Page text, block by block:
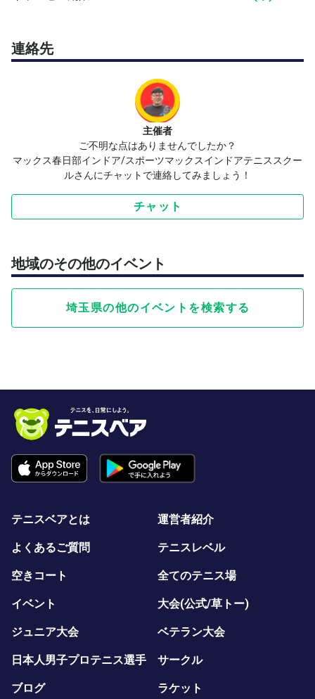
よくある不安に、先回りでお答えします
Q. 以前スクールに通っていましたが、かなりブランクが
あります。参加しても大丈夫ですか？ A. もちろん大丈夫
です。『はじめてクラス』は基礎からラリーまでを扱うの
で、ブランクのある方の"再スタート"にも最適です。4名
までの少人数制なので、ご自身のペースで感覚を取り戻し
ていただけます。
Q. ラケットやシューズを持っていません。 A. 手ぶらでOK
です。ラケット・シューズとも無料レンタルをご用意して
います。動きやすい服装だけで、お気軽にお越しくださ
Q. すでにあるクラスに、一人で途中から入って馴染める
でしょうか？ A. 『はじめてクラス』はテニス未経験・初
心者の方専用のクラスです。同じスタートラインの仲間ば
動きやすい服装・飲み物（ラケット・シューズは無料レン
スポーツマックスについて
創業40年、「テニスが楽しいから運動習慣に」を追求し
続けてきたテニススクールです。指導人数は延べ2万人
超、主要大会優勝コーチが在籍しています。 「初心者の
るごと1面・最大4名という常識を覆す環境で『はじめて
クラス』をお届けしています。
体験レッスンのあとは
スクールの 通常クラスをそのまま体験いただく形式 で
す。レッスンを受けてみて「続けてみたい」と感じた方に
は、そのまま同じクラスへのご入会もご案内しています。
お仕事の都合で毎週決まった曜日・時間に通えない方で
ますので、無理なく無駄なく通っていただけます。 もち
連絡先
主催者
ご不明な点はありませんでしたか？
マックス春日部インドア/スポーツマックスインドアテニススクー
ルさんにチャットで連絡してみましょう！
チャット
地域のその他のイベント
埼玉県の他のイベントを検索する
テニスベアとは 運営者紹介
よくあるご質問 テニスレベル
空きコート 全てのテニス場
イベント 大会(公式/草トー)
ジュニア大会 ベテラン大会
日本人男子プロテニス選手 サークル
ブログ ラケット